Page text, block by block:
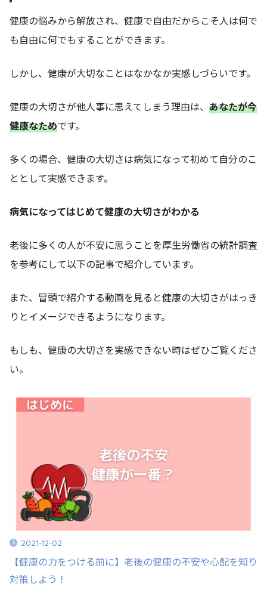
健康の悩みから解放され、健康で自由だからこそ人は何で
も自由に何でもすることができます。
しかし、健康が大切なことはなかなか実感しづらいです。
健康の大切さが他人事に思えてしまう理由は、 あなたが今
健康なためです。
多くの場合、健康の大切さは病気になって初めて自分のこ
ととして実感できます。
病気になってはじめて健康の大切さがわかる
老後に多くの人が不安に思うことを厚生労働省の統計調査
を参考にして以下の記事で紹介しています。
また、冒頭で紹介する動画を見ると健康の大切さがはっき
りとイメージできるようになります。
もしも、健康の大切さを実感できない時はぜひご覧くださ
い。
2021-12-02
【健康の力をつける前に】老後の健康の不安や心配を知り
対策しよう！